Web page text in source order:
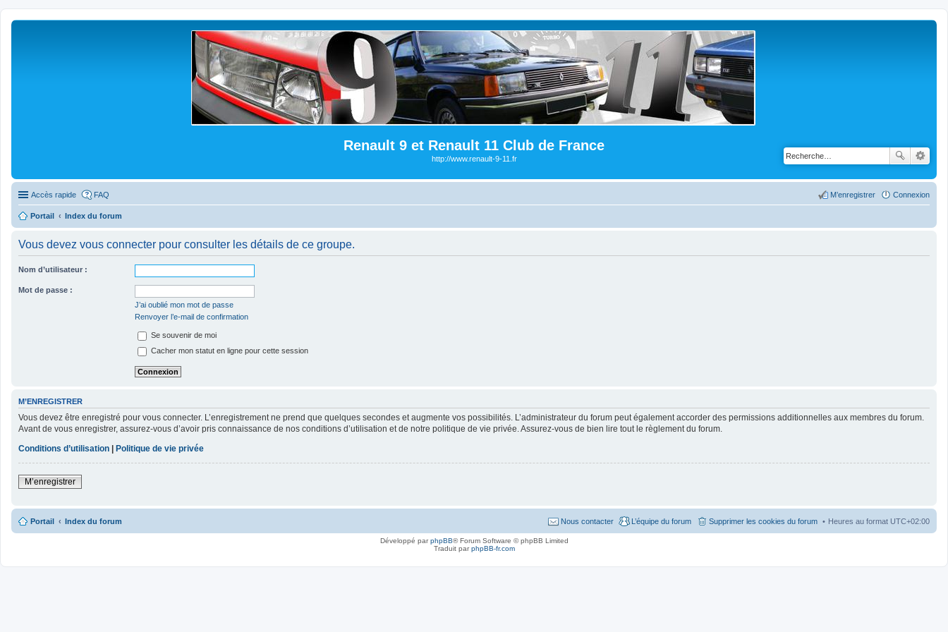
Renault 9 et Renault 11 Club de France
http://www.renault-9-11.fr
Accès rapide FAQ Connexion
M’enregistrer
Portail Index du forum
Vous devez vous connecter pour consulter les détails de ce groupe.
Nom d’utilisateur :
Mot de passe :
J’ai oublié mon mot de passe
Renvoyer l’e-mail de confirmation
Se souvenir de moi
Cacher mon statut en ligne pour cette session
M’ENREGISTRER
Vous devez être enregistré pour vous connecter. L’enregistrement ne prend que quelques secondes et augmente vos possibilités. L’administrateur du forum peut également accorder des permissions additionnelles aux membres du forum.
Avant de vous enregistrer, assurez-vous d’avoir pris connaissance de nos conditions d’utilisation et de notre politique de vie privée. Assurez-vous de bien lire tout le règlement du forum.
Conditions d’utilisation
Politique de vie privée
M’enregistrer
Portail Index du forum Heures au format UTC+02:00
Supprimer les cookies du forum
L’équipe du forum
Nous contacter
Développé parphpBB® Forum Software © phpBB Limited
Traduit parphpBB-fr.com